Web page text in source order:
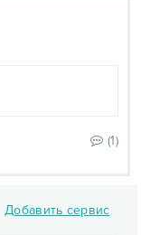
(1)
Добавить сервис